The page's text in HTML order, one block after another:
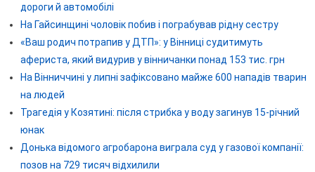
дороги й автомобілі
На Гайсинщині чоловік побив і пограбував рідну сестру
«Ваш родич потрапив у ДТП»: у Вінниці судитимуть
афериста, який видурив у вінничанки понад 153 тис. грн
На Вінниччині у липні зафіксовано майже 600 нападів тварин
на людей
Трагедія у Козятині: після стрибка у воду загинув 15-річний
юнак
Донька відомого агробарона виграла суд у газової компанії:
позов на 729 тисяч відхилили